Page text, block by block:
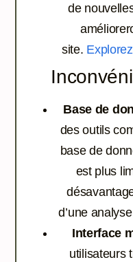
de
site.
Base de
des outils
base de
est plus
d’une
Interface
utilisateurs